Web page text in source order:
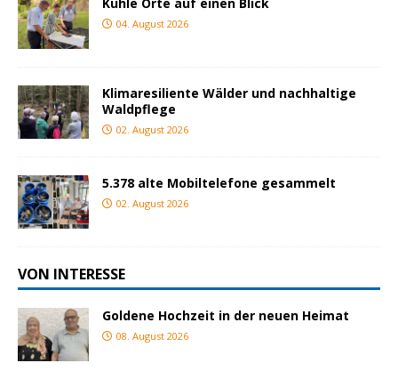
04. August 2026
Klimaresiliente Wälder und nachhaltige
Waldpflege
02. August 2026
5.378 alte Mobiltelefone gesammelt
02. August 2026
VON INTERESSE
Goldene Hochzeit in der neuen Heimat
08. August 2026